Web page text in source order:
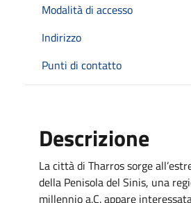
Modalità di accesso
Indirizzo
Punti di contatto
Descrizione
La città di Tharros sorge
della Penisola del Sinis, una
millennio a.C. appare